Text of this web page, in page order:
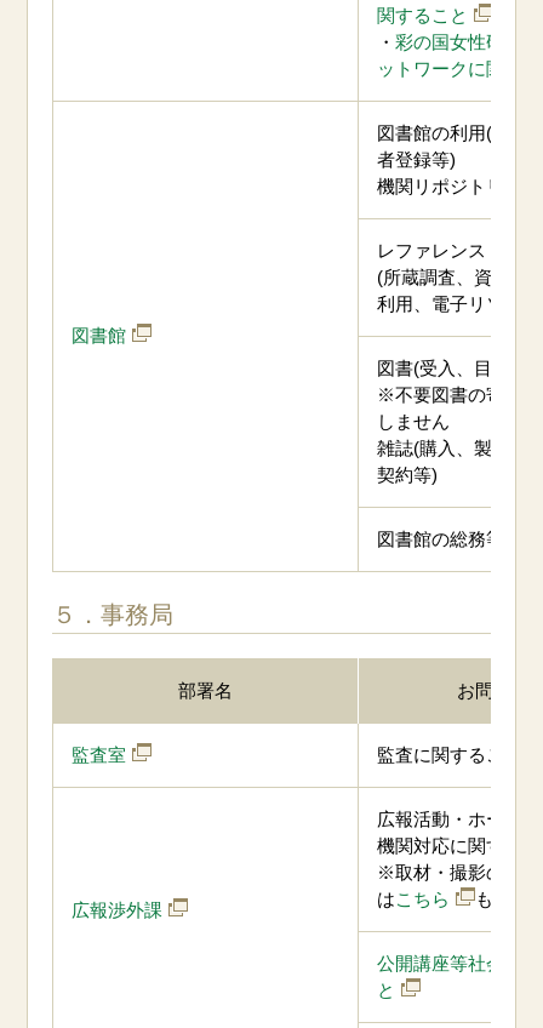
関すること
・彩の国女性研究
ットワークに関す
図書館
図書館の利用(貸出
者登録等)
機関リポジトリ
レファレンス
(所蔵調査、資料取
利用、電子リソー
図書(受入、目録)
※不要図書の寄贈
しません
雑誌(購入、製本、
契約等)
図書館の総務等に
５．事務局
部署名 お問合せ
監査室 監査に関すること
広報渉外課
広報活動・ホーム
機関対応に関する
※取材・撮影の申
はこちら もご覧
公開講座等社会連
と